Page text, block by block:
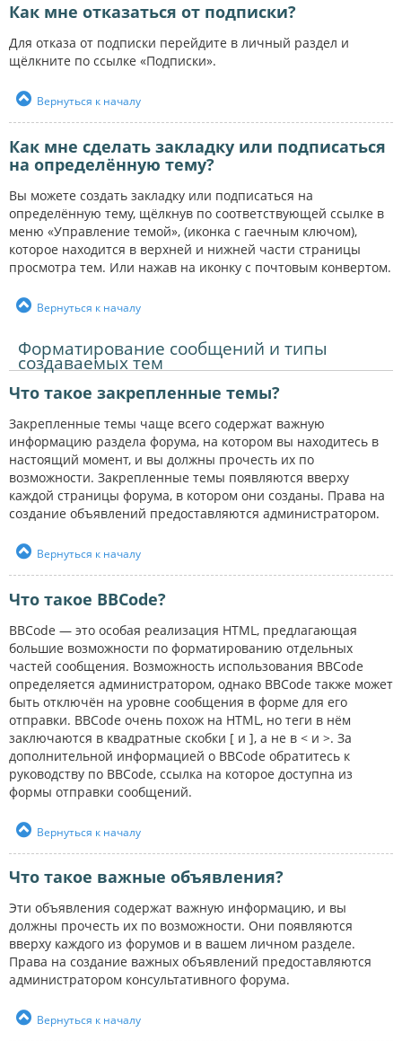
Как мне отказаться от подписки?
Для отказа от подписки перейдите в личный раздел и
щёлкните по ссылке «Подписки».
Вернуться к началу
Как мне сделать закладку или подписаться
на определённую тему?
Вы можете создать закладку или подписаться на
определённую тему, щёлкнув по соответствующей ссылке в
меню «Управление темой», (иконка с гаечным ключом),
которое находится в верхней и нижней части страницы
просмотра тем. Или нажав на иконку с почтовым конвертом.
Вернуться к началу
Форматирование сообщений и типы
создаваемых тем
Что такое закрепленные темы?
Закрепленные темы чаще всего содержат важную
информацию раздела форума, на котором вы находитесь в
настоящий момент, и вы должны прочесть их по
возможности. Закрепленные темы появляются вверху
каждой страницы форума, в котором они созданы. Права на
создание объявлений предоставляются администратором.
Вернуться к началу
Что такое BBCode?
BBCode — это особая реализация HTML, предлагающая
большие возможности по форматированию отдельных
частей сообщения. Возможность использования BBCode
определяется администратором, однако BBCode также может
быть отключён на уровне сообщения в форме для его
отправки. BBCode очень похож на HTML, но теги в нём
заключаются в квадратные скобки [ и ], а не в < и >. За
дополнительной информацией о BBCode обратитесь к
руководству по BBCode, ссылка на которое доступна из
формы отправки сообщений.
Вернуться к началу
Что такое важные объявления?
Эти объявления содержат важную информацию, и вы
должны прочесть их по возможности. Они появляются
вверху каждого из форумов и в вашем личном разделе.
Права на создание важных объявлений предоставляются
администратором консультативного форума.
Вернуться к началу